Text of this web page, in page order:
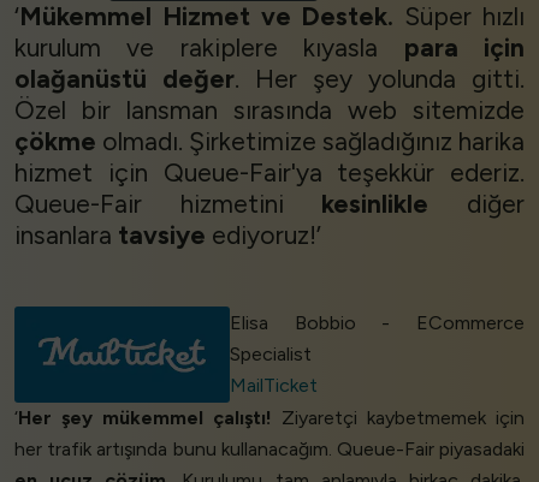
‘Mükemmel Hizmet ve Destek. Süper hızlı
kurulum ve rakiplere kıyasla para için
olağanüstü değer. Her şey yolunda gitti.
Özel bir lansman sırasında web sitemizde
çökme olmadı. Şirketimize sağladığınız harika
hizmet için Queue-Fair'ya teşekkür ederiz.
Queue-Fair hizmetini kesinlikle diğer
insanlara tavsiye ediyoruz!’
Elisa Bobbio - ECommerce
Specialist
MailTicket
‘Her şey mükemmel çalıştı! Ziyaretçi kaybetmemek için
her trafik artışında bunu kullanacağım. Queue-Fair piyasadaki